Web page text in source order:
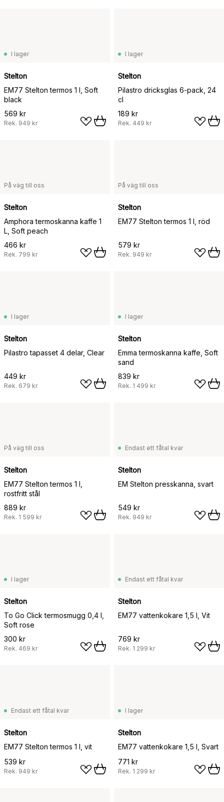
I lager
Stelton
EM77 Stelton termos 1 l, Soft
black
569 kr
Rek. 949 kr
I lager
Stelton
Pilastro dricksglas 6-pack, 24
cl
189 kr
Rek. 449 kr
På väg till oss
Stelton
Amphora termoskanna kaffe 1
L, Soft peach
466 kr
Rek. 799 kr
På väg till oss
Stelton
EM77 Stelton termos 1 l, röd
579 kr
Rek. 949 kr
I lager
Stelton
Pilastro tapasset 4 delar, Clear
449 kr
Rek. 679 kr
I lager
Stelton
Emma termoskanna kaffe, Soft
sand
839 kr
Rek. 1 499 kr
På väg till oss
Stelton
EM77 Stelton termos 1 l,
rostfritt stål
889 kr
Rek. 1 599 kr
Endast ett fåtal kvar
Stelton
EM Stelton presskanna, svart
549 kr
Rek. 949 kr
I lager
Stelton
To Go Click termosmugg 0,4 l,
Soft rose
300 kr
Rek. 469 kr
Endast ett fåtal kvar
Stelton
EM77 vattenkokare 1,5 l, Vit
769 kr
Rek. 1 299 kr
Endast ett fåtal kvar
Stelton
EM77 Stelton termos 1 l, vit
539 kr
Rek. 949 kr
I lager
Stelton
EM77 vattenkokare 1,5 l, Svart
771 kr
Rek. 1 299 kr